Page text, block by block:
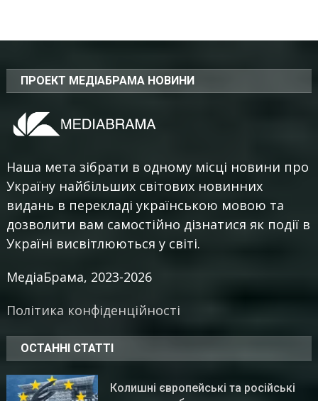
ПРОЕКТ МЕДІАБРАМА НОВИНИ
Наша мета зібрати в одному місці новини про
Україну найбільших світових новинних
видань в перекладі українською мовою та
дозволити вам самостійно дізнатися як події в
Україні висвітлюються у світі.
МедіаБрама, 2023-2026
Політика конфіденційності
ОСТАННІ СТАТТІ
Колишні європейські та російські